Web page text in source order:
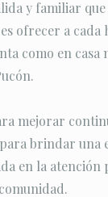
y familiar
ofrecer a
como en
mejorar
brindar una
en la